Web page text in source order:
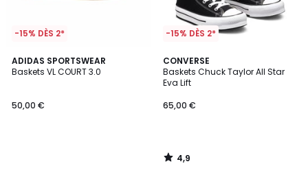
-15% DÈS 2*
ADIDAS SPORTSWEAR
Baskets VL COURT 3.0
50,00 €
-15% DÈS 2*
CONVERSE
Baskets Chuck Taylor All Star
Eva Lift
65,00 €
4,9
/ 5
4,9
/